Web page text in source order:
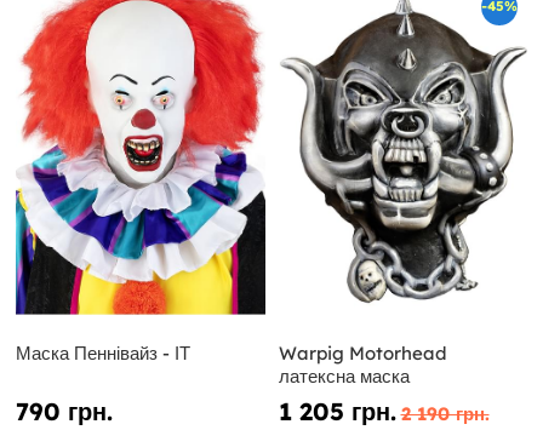
Маска Пеннівайз - ІТ
790 грн.
-45%
Warpig Motorhead
латексна маска
1 205 грн. 2 190 грн.